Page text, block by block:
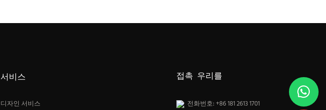
서비스
디자인 서비스
접촉 우리를
전화번호: +86 181 2613 1701